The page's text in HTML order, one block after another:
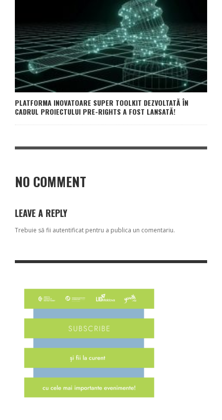
PLATFORMA INOVATOARE SUPER TOOLKIT DEZVOLTATĂ ÎN
CADRUL PROIECTULUI PRE-RIGHTS A FOST LANSATĂ!
NO COMMENT
LEAVE A REPLY
Trebuie să fii autentificat pentru a publica un comentariu.